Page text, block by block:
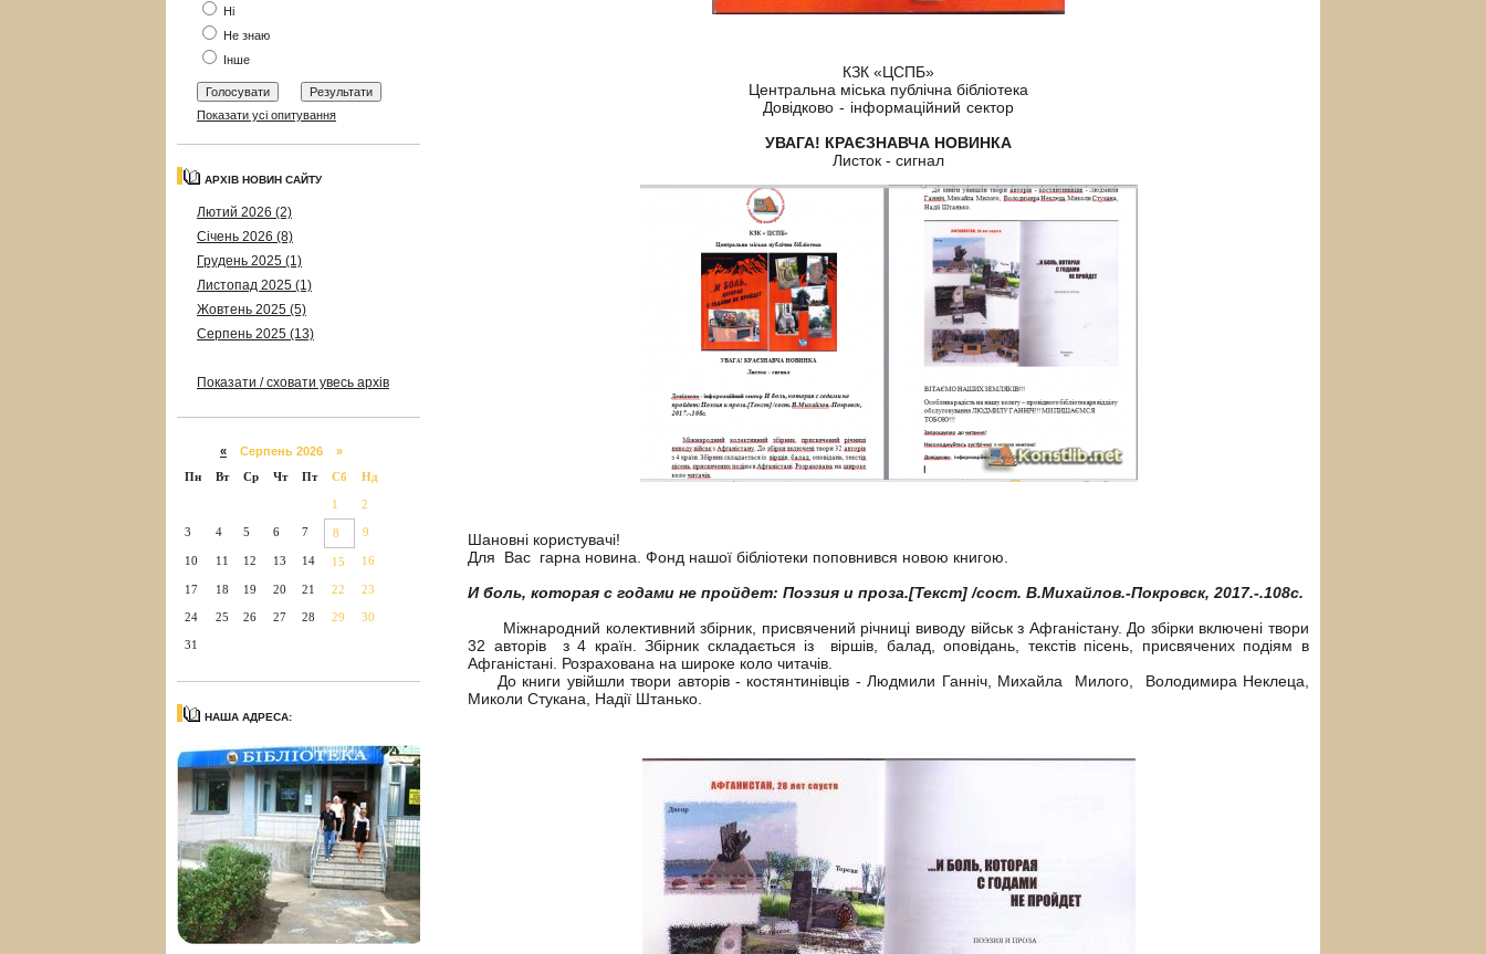
Ні
Не знаю
Інше
Показати усі опитування
АРХІВ НОВИН САЙТУ
Лютий 2026 (2)
Січень 2026 (8)
Грудень 2025 (1)
Листопад 2025 (1)
Жовтень 2025 (5)
Серпень 2025 (13)
Показати / сховати увесь архів
« Серпень 2026 »
Пн
Вт Ср Чт Пт Сб Нд
1 2
3 4 5 6 7 8 9
10 11 12 13 14 15 16
17 18 19 20 21 22 23
24 25 26 27 28 29 30
31
НАША АДРЕСА:
КЗК «ЦСПБ»
Центральна міська публічна бібліотека
Довідково - інформаційний сектор
УВАГА! КРАЄЗНАВЧА НОВИНКА
Листок - сигнал
Шановні користувачі!
Для Вас гарна новина. Фонд нашої бібліотеки поповнився новою книгою.
И боль, которая с годами не пройдет: Поэзия и проза.[Текст] /сост. В.Михайлов.-Покровск, 2017.-.108с.
Міжнародний колективний збірник, присвячений річниці виводу військ з Афганістану. До збірки включені твори
32 авторів з 4 країн. Збірник складається із віршів, балад, оповідань, текстів пісень, присвячених подіям в
Афганістані. Розрахована на широке коло читачів.
До книги увійшли твори авторів - костянтинівців - Людмили Ганніч, Михайла Милого, Володимира Неклеца,
Миколи Стукана, Надії Штанько.